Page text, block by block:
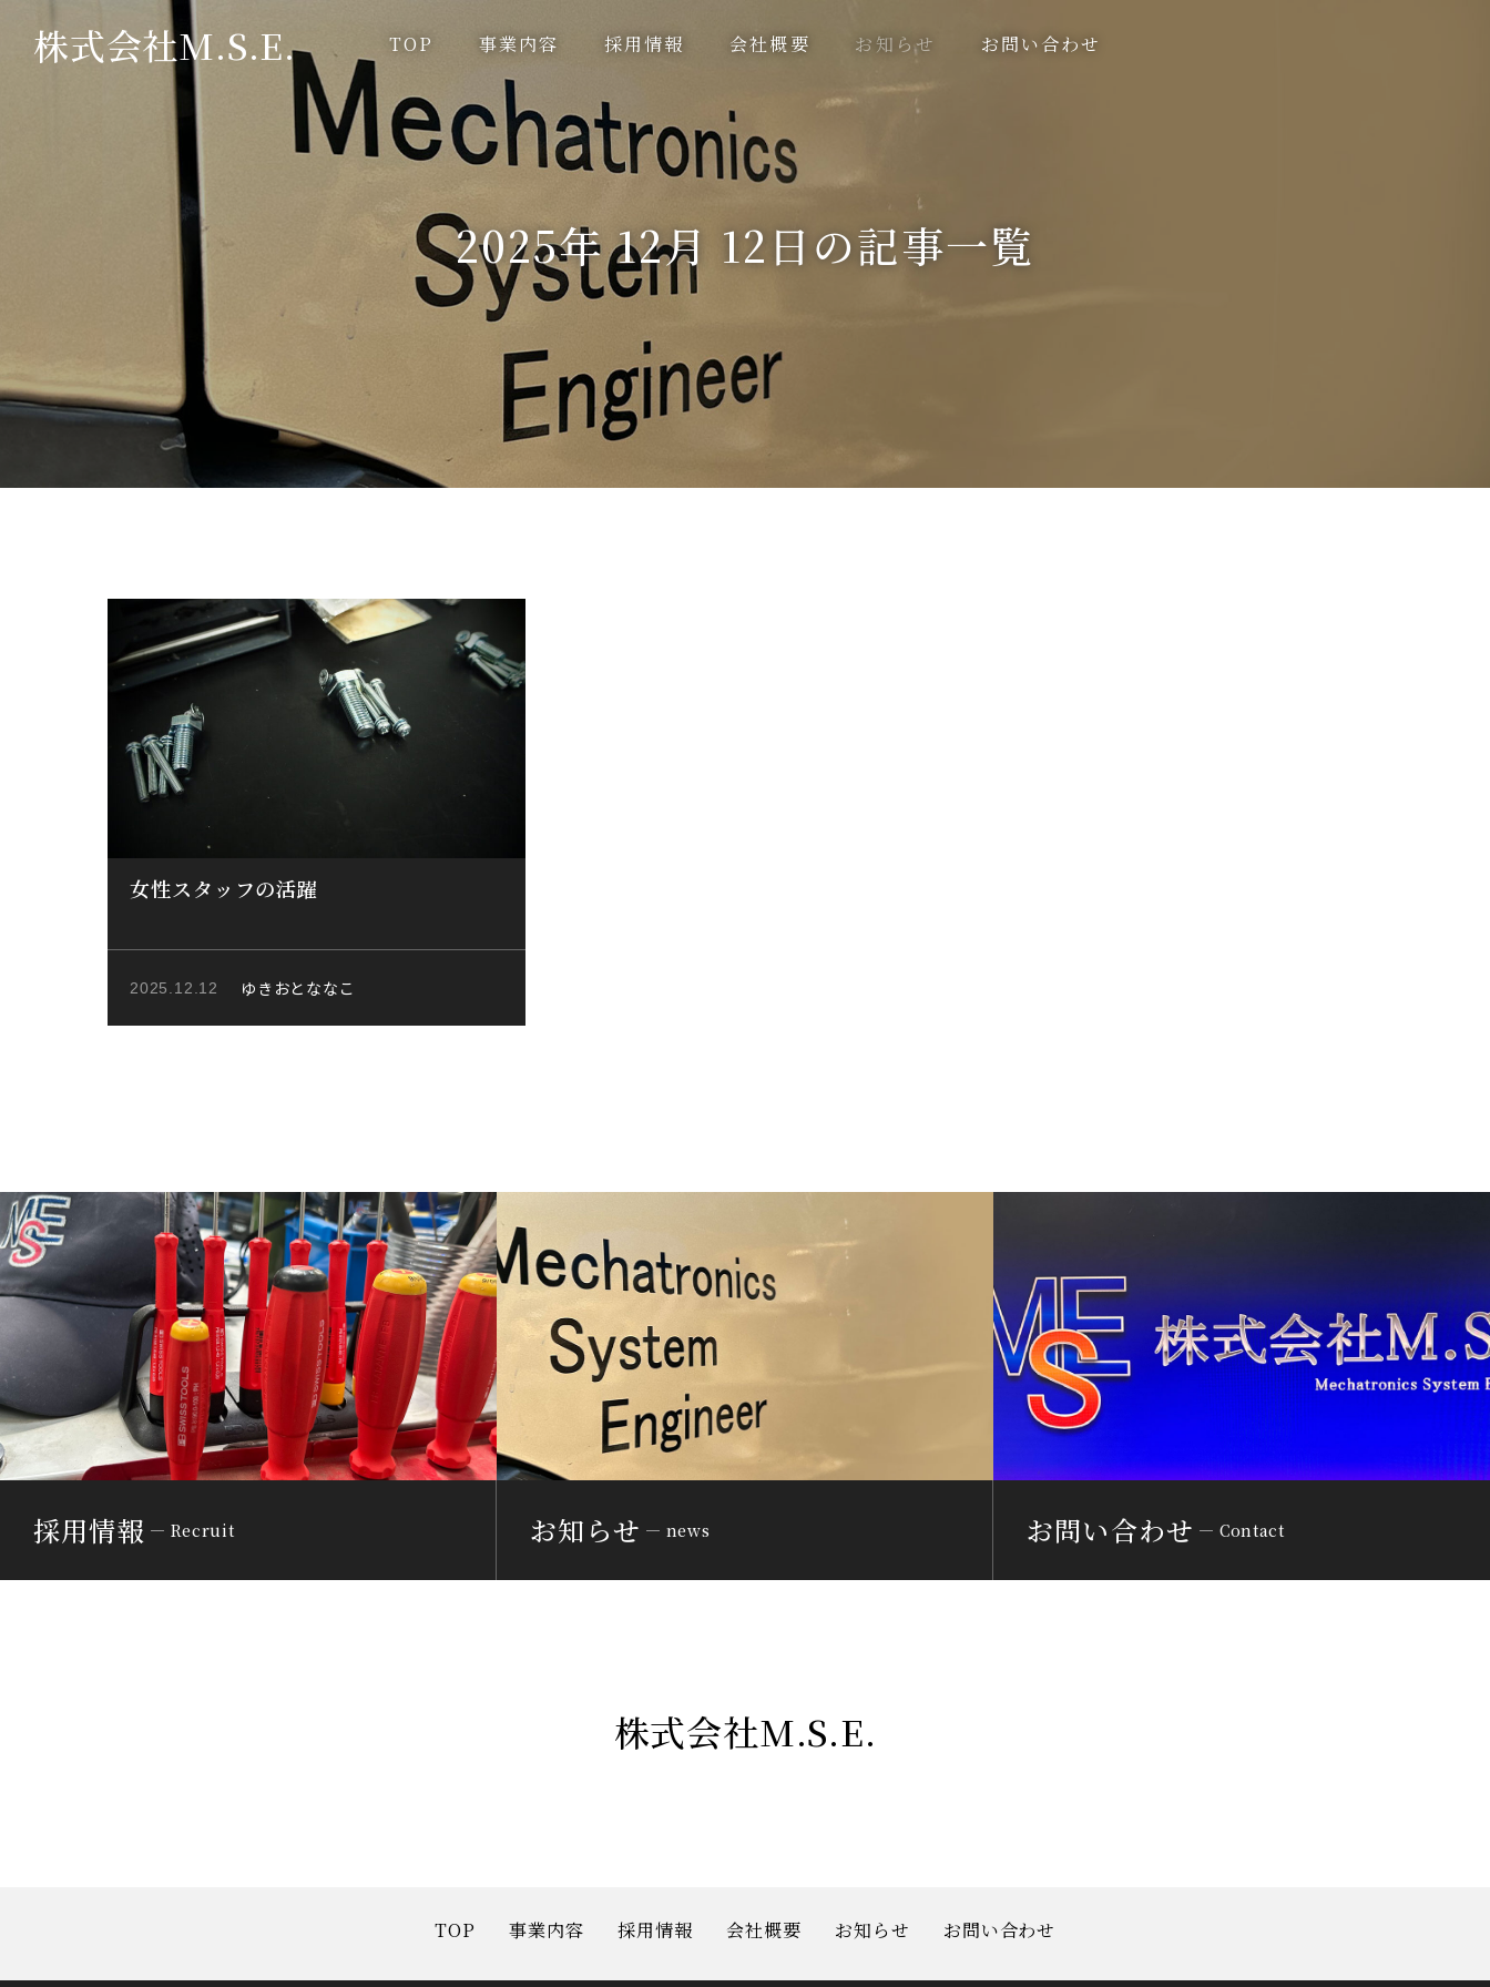
株式会社M.S.E. TOP 事業内容 採用情報 会社概要 お知らせ お問い合わせ
2025年 12月 12日の記事一覧
女性スタッフの活躍
2025.12.12 ゆきおとななこ
採用情報 Recruit お知らせ news お問い合わせ Contact
株式会社M.S.E.
TOP 事業内容 採用情報 会社概要 お知らせ お問い合わせ